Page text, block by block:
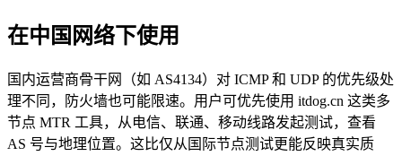
在中国网络下使用
国内运营商骨干网（如 AS4134）对 ICMP 和 UDP 的优先级处
理不同，防火墙也可能限速。用户可优先使用 itdog.cn 这类多
节点 MTR 工具，从电信、联通、移动线路发起测试，查看
AS 号与地理位置。这比仅从国际节点测试更能反映真实质